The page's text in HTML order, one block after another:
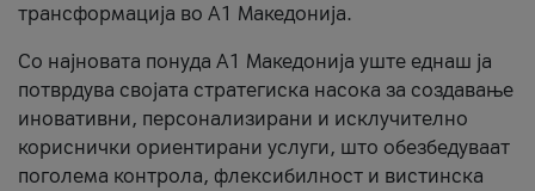
трансформација во А1 Македонија.
Со најновата понуда А1 Македонија уште еднаш ја
потврдува својата стратегиска насока за создавање
иновативни, персонализирани и исклучително
кориснички ориентирани услуги, што обезбедуваат
поголема контрола, флексибилност и вистинска